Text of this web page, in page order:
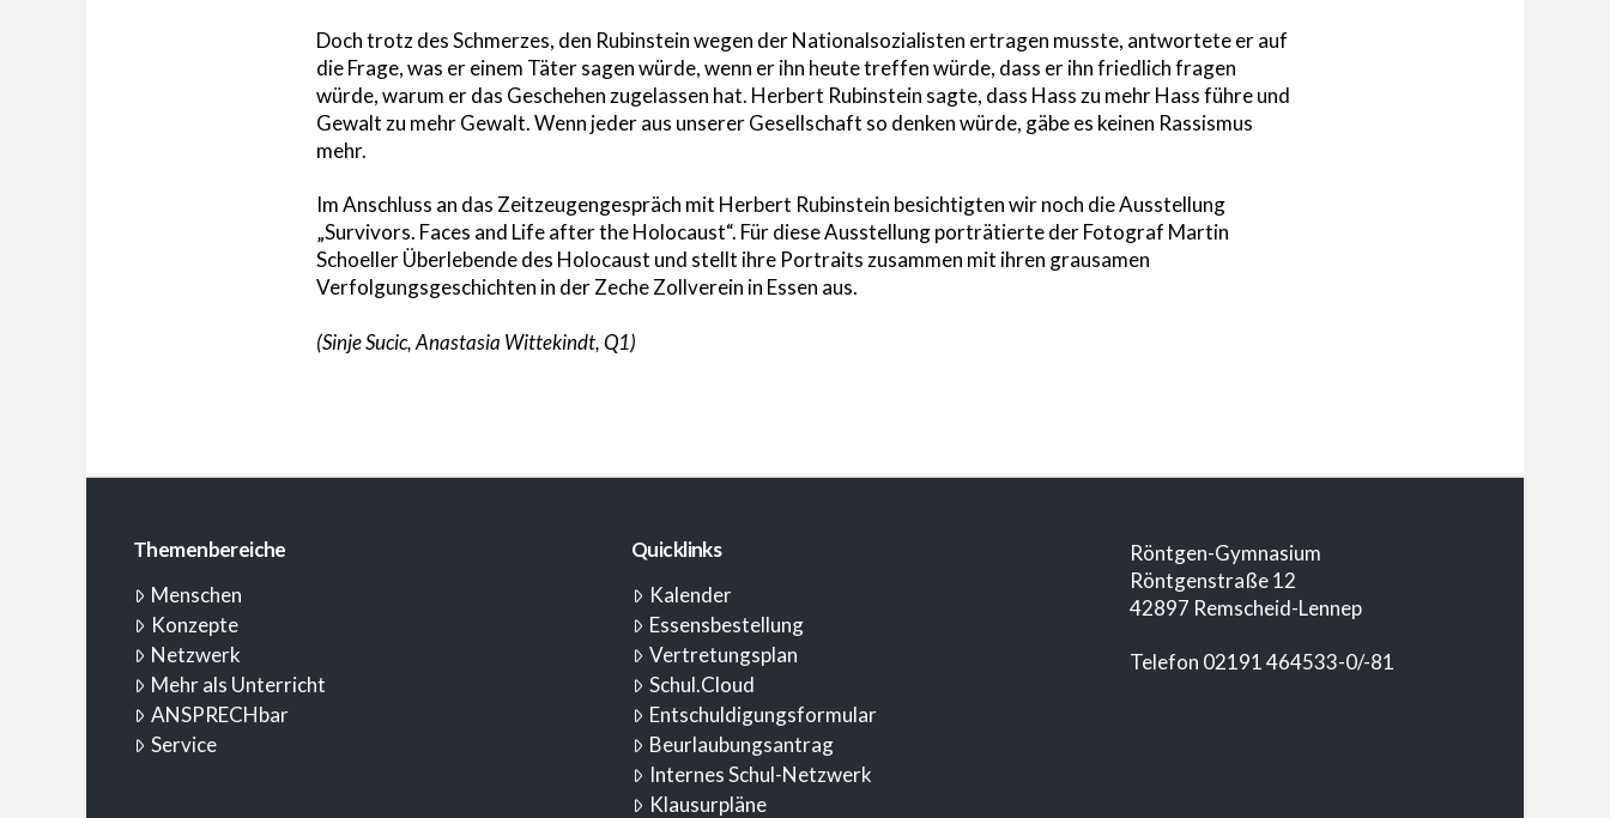
Doch trotz des Schmerzes, den Rubinstein wegen der Nationalsozialisten ertragen musste, antwortete er auf
die Frage, was er einem Täter sagen würde, wenn er ihn heute treffen würde, dass er ihn friedlich fragen
würde, warum er das Geschehen zugelassen hat. Herbert Rubinstein sagte, dass Hass zu mehr Hass führe und
Gewalt zu mehr Gewalt. Wenn jeder aus unserer Gesellschaft so denken würde, gäbe es keinen Rassismus
mehr.
Im Anschluss an das Zeitzeugengespräch mit Herbert Rubinstein besichtigten wir noch die Ausstellung
„Survivors. Faces and Life after the Holocaust“. Für diese Ausstellung porträtierte der Fotograf Martin
Schoeller Überlebende des Holocaust und stellt ihre Portraits zusammen mit ihren grausamen
Verfolgungsgeschichten in der Zeche Zollverein in Essen aus.
(Sinje Sucic, Anastasia Wittekindt, Q1)
Themenbereiche
Menschen
Konzepte
Netzwerk
Mehr als Unterricht
ANSPRECHbar
Service
Quicklinks
Kalender
Essensbestellung
Vertretungsplan
Schul.Cloud
Entschuldigungsformular
Beurlaubungsantrag
Internes Schul-Netzwerk
Klausurpläne
Röntgen-Gymnasium
Röntgenstraße 12
42897 Remscheid-Lennep
Telefon 02191 464533-0/-81